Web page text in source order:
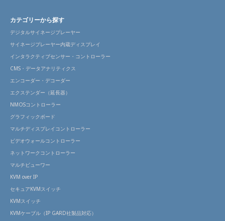
カテゴリーから探す
デジタルサイネージプレーヤー
サイネージプレーヤー内蔵ディスプレイ
インタラクティブセンサー・コントローラー
CMS・データアナリティクス
エンコーダー・デコーダー
エクステンダー（延長器）
NMOSコントローラー
グラフィックボード
マルチディスプレイコントローラー
ビデオウォールコントローラー
ネットワークコントローラー
マルチビューワー
KVM over IP
セキュアKVMスイッチ
KVMスイッチ
KVMケーブル（IP GARD社製品対応）